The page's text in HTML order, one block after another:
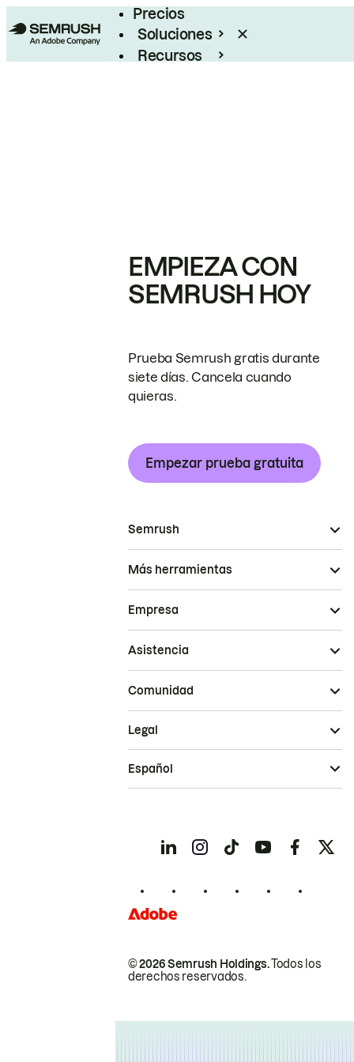
Precios
Soluciones
Recursos
EMPIEZA CON
SEMRUSH HOY
Prueba Semrush gratis durante
siete días. Cancela cuando
quieras.
Empezar prueba gratuita
Semrush
Más herramientas
Empresa
Asistencia
Comunidad
© 2026 Semrush Holdings.Todos los
derechos reservados.
Legal
Español